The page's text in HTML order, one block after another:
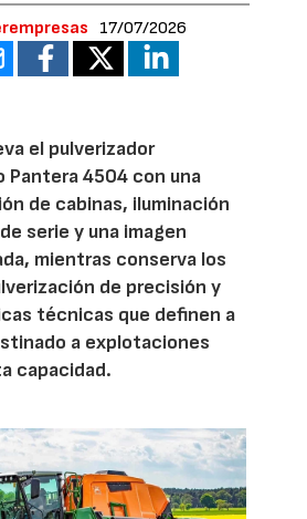
17/07/2026
el pulverizador
Pantera 4504 con una
de cabinas, iluminación
serie y una imagen
mientras conserva los
de precisión y
técnicas que definen a
a explotaciones
capacidad.